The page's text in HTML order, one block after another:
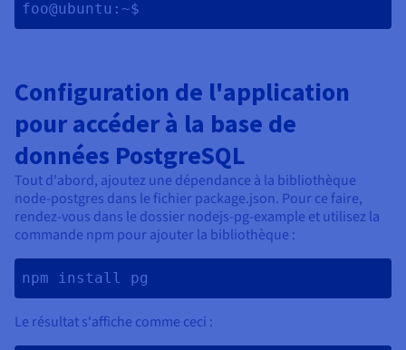
Configuration de l'application
pour accéder à la base de
données PostgreSQL
Tout d'abord, ajoutez une dépendance à la bibliothèque
node-postgres dans le fichier package.json. Pour ce faire,
rendez-vous dans le dossier nodejs-pg-example et utilisez la
commande npm pour ajouter la bibliothèque :
npm install pg
Le résultat s'affiche comme ceci :